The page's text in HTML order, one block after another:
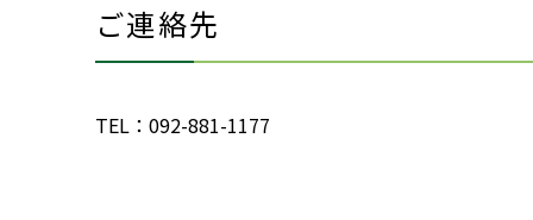
ご連絡先
TEL： 092-881-1177